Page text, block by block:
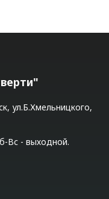
ул.Б.Хмельницкого,
Вс - выходной.